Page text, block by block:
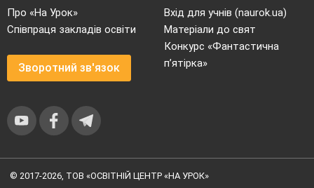
Про «На Урок»
Співпраця закладів освіти
Зворотний зв'язок
Вхід для учнів (naurok.ua)
Матеріали до свят
Конкурс «Фантастична
п’ятірка»
© 2017-2026, ТОВ «ОСВІТНІЙ ЦЕНТР «НА УРОК»